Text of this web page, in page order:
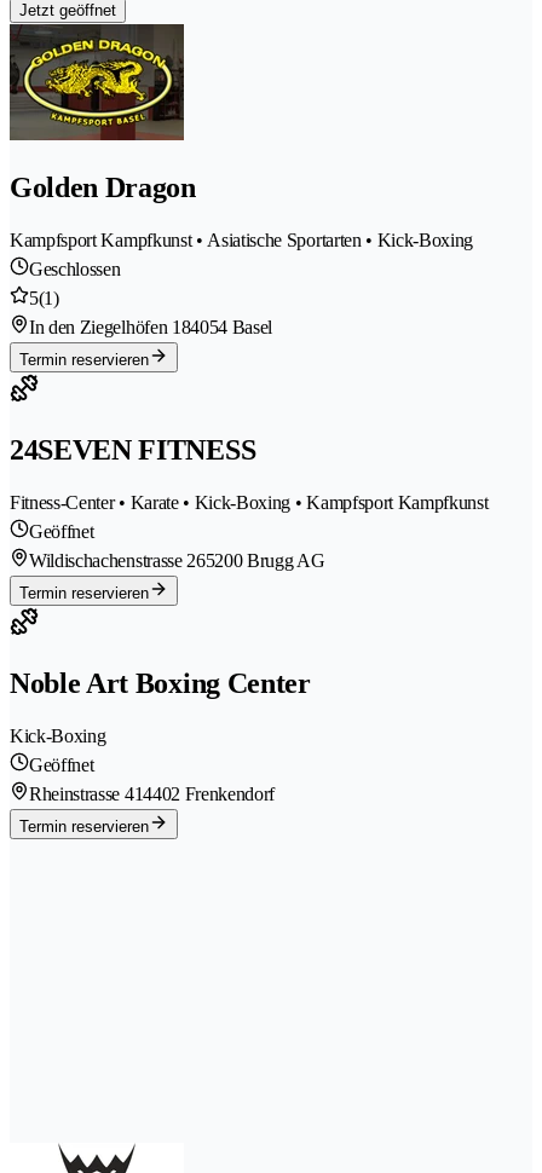
Jetzt geöffnet
Golden Dragon
Kampfsport Kampfkunst • Asiatische Sportarten • Kick-Boxing
Geschlossen
5(1)
In den Ziegelhöfen 184054 Basel
Termin reservieren
24SEVEN FITNESS
Fitness-Center • Karate • Kick-Boxing • Kampfsport Kampfkunst
Geöffnet
Wildischachenstrasse 265200 Brugg AG
Termin reservieren
Noble Art Boxing Center
Kick-Boxing
Geöffnet
Rheinstrasse 414402 Frenkendorf
Termin reservieren